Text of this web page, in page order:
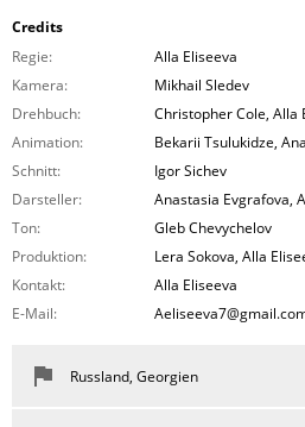
Credits
Regie:
Alla Eliseeva
Kamera:
Mikhail Sledev
Drehbuch:
Christopher Cole, Alla
Animation:
Bekarii Tsulukidze,
Schnitt:
Igor Sichev
Darsteller:
Anastasia Evgrafova,
Ton:
Gleb Chevychelov
Produktion:
Lera Sokova, Alla
Kontakt:
Alla Eliseeva
E-Mail:
Russland, Georgien